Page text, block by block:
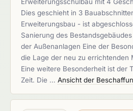
Dies geschieht in 3
Erweiterungsbau - ist
Sanierung des
der Außenanlagen Eine der
die Lage der neu zu errichtenden
Eine weitere Besonderheit ist der
Zeit. Die … Ansicht der